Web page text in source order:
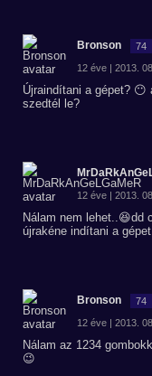
Bronson 74
12 éve | 2013.
Újraindítani a gépet?
szedtél le?
12 éve | 2013.
Nálam nem lehet..😆dd
újrakéne indítani a
Bronson 74
12 éve | 2013.
Nálam az 1234
😉